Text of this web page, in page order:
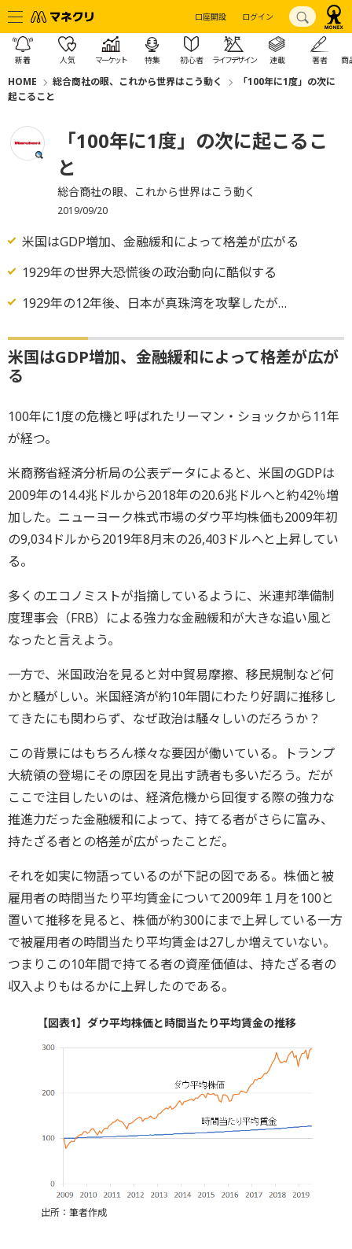
口座開設 ログイン
新着 人気 マーケット 特集 初心者 ライフデザイン 連載 著者 商
HOME 総合商社の眼、これから世界はこう動く
「100年に1度」の次に
起こること
「100年に1度」の次に起こるこ
と
総合商社の眼、これから世界はこう動く
2019/09/20
米国はGDP増加、金融緩和によって格差が広がる
1929年の世界大恐慌後の政治動向に酷似する
1929年の12年後、日本が真珠湾を攻撃したが…
米国はGDP増加、金融緩和によって格差が広が
る
100年に1度の危機と呼ばれたリーマン・ショックから11年
が経つ。
米商務省経済分析局の公表データによると、米国のGDPは
2009年の14.4兆ドルから2018年の20.6兆ドルへと約42％増
加した。ニューヨーク株式市場のダウ平均株価も2009年初
の9,034ドルから2019年8月末の26,403ドルへと上昇してい
る。
多くのエコノミストが指摘しているように、米連邦準備制
度理事会（FRB）による強力な金融緩和が大きな追い風と
なったと言えよう。
一方で、米国政治を見ると対中貿易摩擦、移民規制など何
かと騒がしい。米国経済が約10年間にわたり好調に推移し
てきたにも関わらず、なぜ政治は騒々しいのだろうか？
この背景にはもちろん様々な要因が働いている。トランプ
大統領の登場にその原因を見出す読者も多いだろう。だが
ここで注目したいのは、経済危機から回復する際の強力な
推進力だった金融緩和によって、持てる者がさらに富み、
持たざる者との格差が広がったことだ。
それを如実に物語っているのが下記の図である。株価と被
雇用者の時間当たり平均賃金について2009年１月を100と
置いて推移を見ると、株価が約300にまで上昇している一方
で被雇用者の時間当たり平均賃金は27しか増えていない。
つまりこの10年間で持てる者の資産価値は、持たざる者の
収入よりもはるかに上昇したのである。
【図表1】ダウ平均株価と時間当たり平均賃金の推移
出所：筆者作成